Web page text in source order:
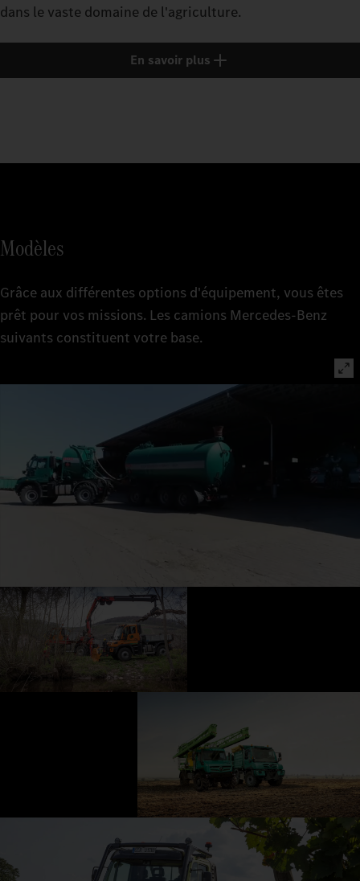
dans le vaste domaine de l'agriculture.
En savoir plus
Modèles
Grâce aux différentes options d'équipement, vous êtes
prêt pour vos missions. Les camions Mercedes-Benz
suivants constituent votre base.